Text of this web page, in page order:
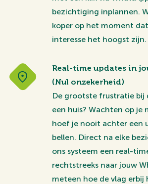
bezichtiging inplannen.
koper op het moment
interesse het hoogst zijn.
Real-time updates in
(Nul onzekerheid)
De grootste frustratie bij
een huis? Wachten op je
hoef je nooit achter een
bellen. Direct na elke
ons systeem een real-
rechtstreeks naar jouw
meteen hoe de vlag